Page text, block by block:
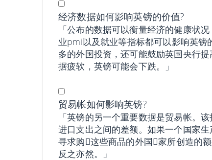
经济数据如何影响英镑的价值?
「公布的数据可以衡量经济的健康状
业pmi以及就业等指标都可以影响英
多的外国投资，还可能鼓励英国央行
据疲软，英镑可能会下跌。」
贸易帐如何影响英镑?
「英镑的另一个重要数据是贸易帐。
进口支出之间的差额。如果一个国家
寻求购𧹒这些商品的外国𧹒家所创造的
反之亦然。」